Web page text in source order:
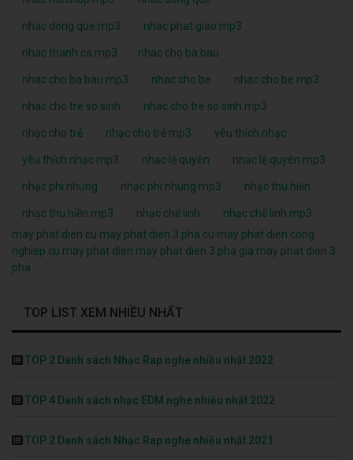
nhac dong que mp3 nhac phat giao mp3
nhac thanh ca mp3 nhac cho ba bau
nhac cho ba bau mp3 nhac cho be nhac cho be mp3
nhac cho tre so sinh nhac cho tre so sinh mp3
nhạc cho trẻ nhạc cho trẻ mp3 yêu thích nhạc
yêu thích nhạc mp3 nhạc lệ quyên nhạc lệ quyên mp3
nhạc phi nhung nhạc phi nhung mp3 nhạc thu hiền
nhạc thu hiền mp3 nhạc chế linh
nhạc chế linh mp3
may phat dien cu may phat dien 3 pha cu may phat dien cong
nghiep cu may phat dien may phat dien 3 pha gia may phat dien 3
pha
TOP LIST XEM NHIỀU NHẤT
TOP 2 Danh sách Nhạc Rap nghe nhiều nhất 2022
TOP 4 Danh sách nhạc EDM nghe nhiều nhất 2022
TOP 2 Danh sách Nhạc Rap nghe nhiều nhất 2021